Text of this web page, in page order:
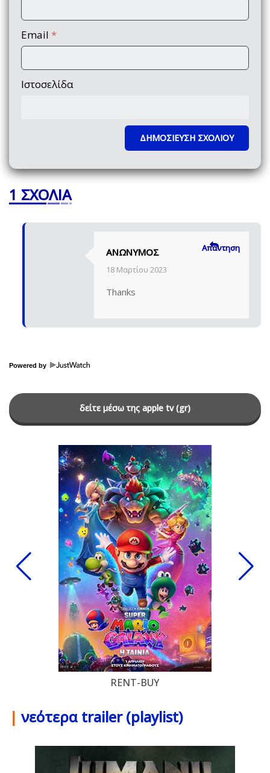
Email *
Ιστοσελίδα
1 ΣΧΌΛΙΑ
ΑΝΏΝΥΜΟΣ
18 Μαρτίου 2023
Thanks
Απάντηση
Powered by
δείτε μέσω της apple tv (gr)
RENT-BUY
| νεότερα trailer (playlist)